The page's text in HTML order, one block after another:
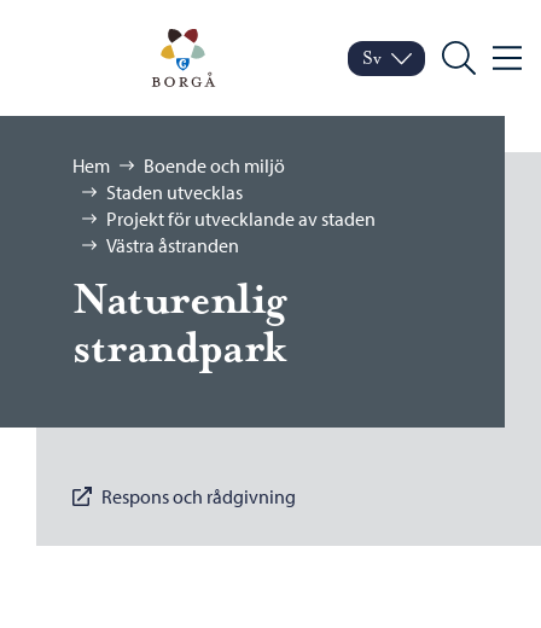
Porvoo – Gå till
Byt språk
Nuvarande språk:
Sv
Sök Meny
Bläddra:
Hem
Boende och miljö
Staden utvecklas
Projekt för utvecklande av staden
Västra åstranden
Naturenlig
strandpark
Respons och rådgivning